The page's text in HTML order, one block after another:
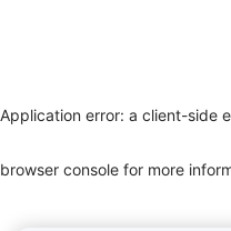
Application error: a client-side
browser console for more